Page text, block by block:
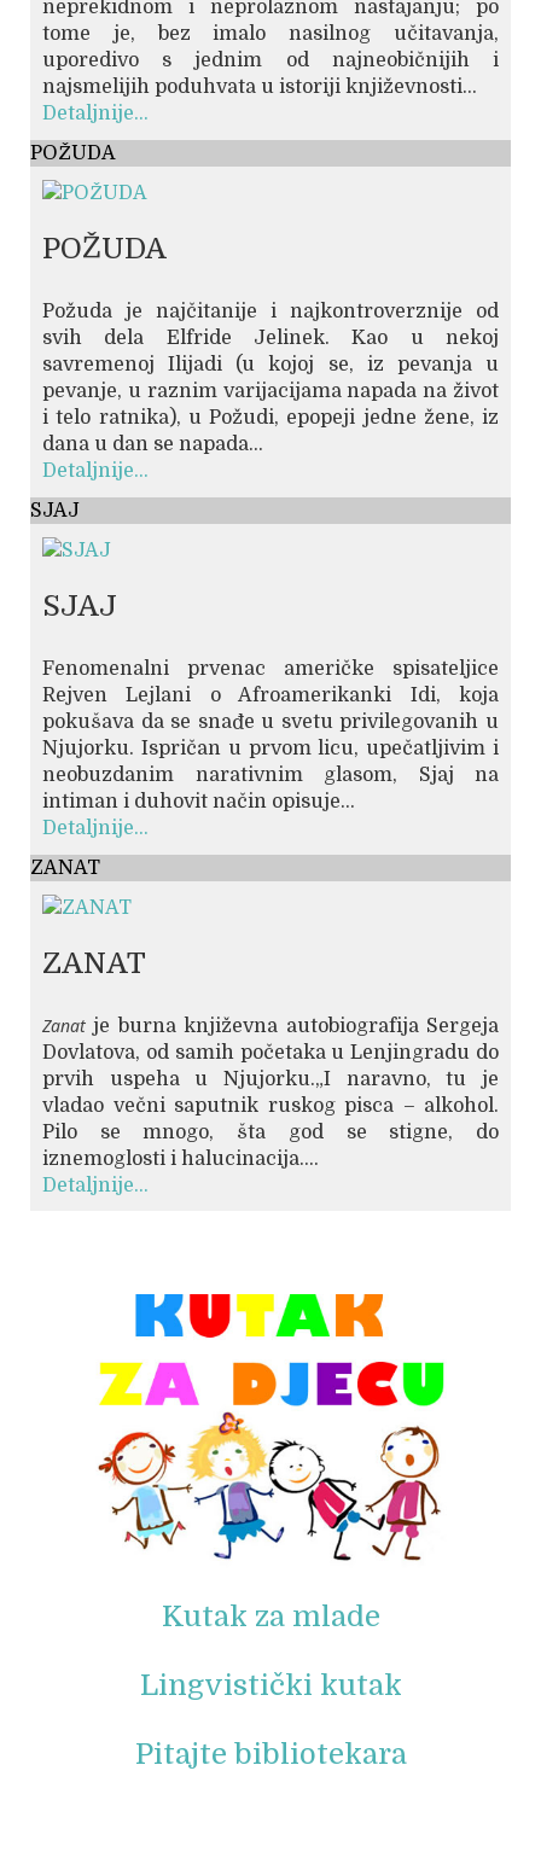
neprekidnom i neprolaznom nastajanju; po
tome je, bez imalo nasilnog učitavanja,
uporedivo s jednim od najneobičnijih i
najsmelijih poduhvata u istoriji književnosti...
Detaljnije...
POŽUDA
POŽUDA
Požuda je najčitanije i najkontroverznije od
svih dela Elfride Jelinek. Kao u nekoj
savremenoj Ilijadi (u kojoj se, iz pevanja u
pevanje, u raznim varijacijama napada na život
i telo ratnika), u Požudi, epopeji jedne žene, iz
dana u dan se napada...
Detaljnije...
SJAJ
SJAJ
Fenomenalni prvenac američke spisateljice
Rejven Lejlani o Afroamerikanki Idi, koja
pokušava da se snađe u svetu privilegovanih u
Njujorku. Ispričan u prvom licu, upečatljivim i
neobuzdanim narativnim glasom, Sjaj na
intiman i duhovit način opisuje...
Detaljnije...
ZANAT
ZANAT
Zanat je burna književna autobiografija Sergeja
Dovlatova, od samih početaka u Lenjingradu do
prvih uspeha u Njujorku.„I naravno, tu je
vladao večni saputnik ruskog pisca – alkohol.
Pilo se mnogo, šta god se stigne, do
iznemoglosti i halucinacija....
Detaljnije...
Kutak za mlade
Lingvistički kutak
Pitajte bibliotekara